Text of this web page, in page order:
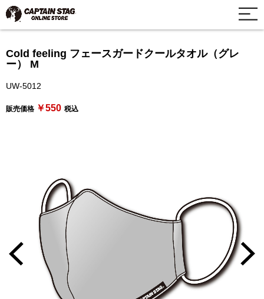
Cold feeling フェースガードクールタオル（グレ
ー） M
UW-5012
販売価格 ￥550 税込